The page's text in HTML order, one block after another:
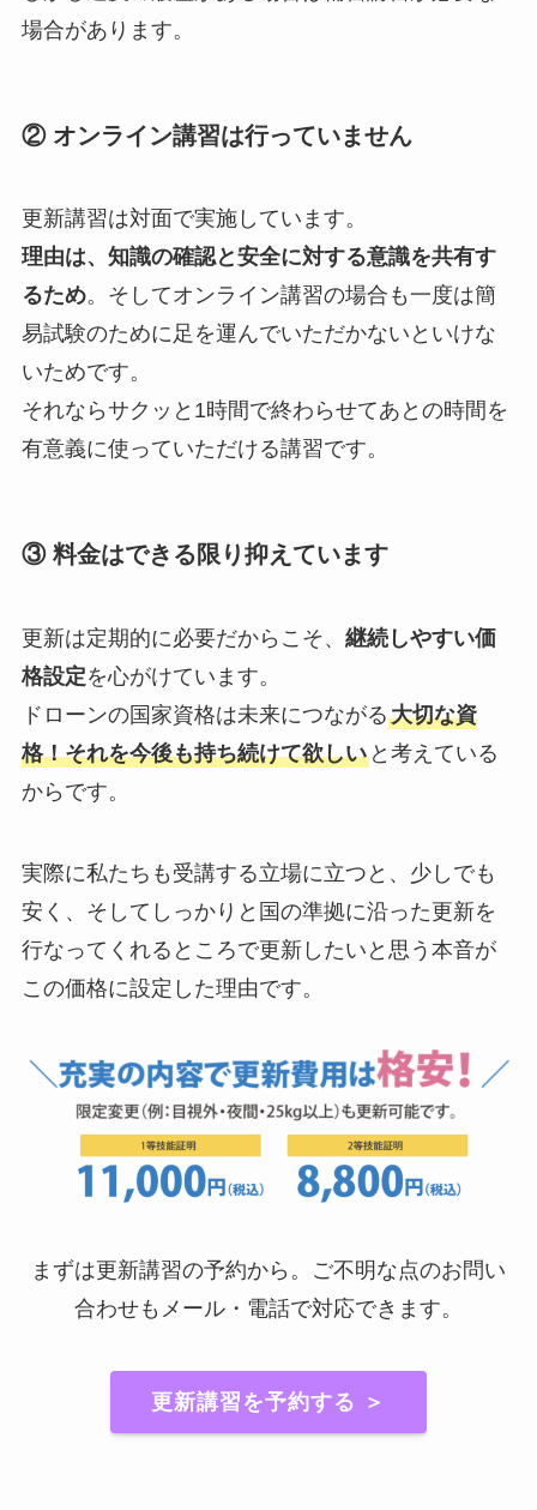
場合があります。
② オンライン講習は行っていません
更新講習は対面で実施しています。
理由は、知識の確認と安全に対する意識を共有す
るため。そしてオンライン講習の場合も一度は簡
易試験のために足を運んでいただかないといけな
いためです。
それならサクッと1時間で終わらせてあとの時間を
有意義に使っていただける講習です。
③ 料金はできる限り抑えています
更新は定期的に必要だからこそ、 継続しやすい価
格設定を心がけています。
ドローンの国家資格は未来につながる大切な資
格！それを今後も持ち続けて欲しいと考えている
からです。
実際に私たちも受講する立場に立つと、少しでも
安く、そしてしっかりと国の準拠に沿った更新を
行なってくれるところで更新したいと思う本音が
この価格に設定した理由です。
まずは更新講習の予約から。ご不明な点のお問い
合わせもメール・電話で対応できます。
更新講習を予約する ＞